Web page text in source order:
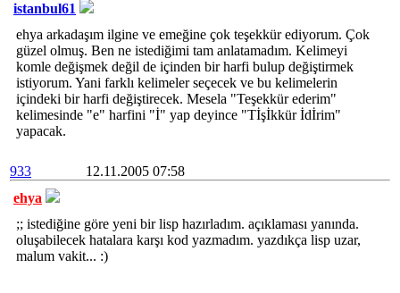
istanbul61
ehya arkadaşım ilgine ve emeğine çok teşekkür ediyorum. Çok
güzel olmuş. Ben ne istediğimi tam anlatamadım. Kelimeyi
komle değişmek değil de içinden bir harfi bulup değiştirmek
istiyorum. Yani farklı kelimeler seçecek ve bu kelimelerin
içindeki bir harfi değiştirecek. Mesela "Teşekkür ederim"
kelimesinde "e" harfini "İ" yap deyince "Tİşİkkür İdİrim"
yapacak.
933
12.11.2005 07:58
ehya
;; istediğine göre yeni bir lisp hazırladım. açıklaması yanında.
oluşabilecek hatalara karşı kod yazmadım. yazdıkça lisp uzar,
malum vakit... :)